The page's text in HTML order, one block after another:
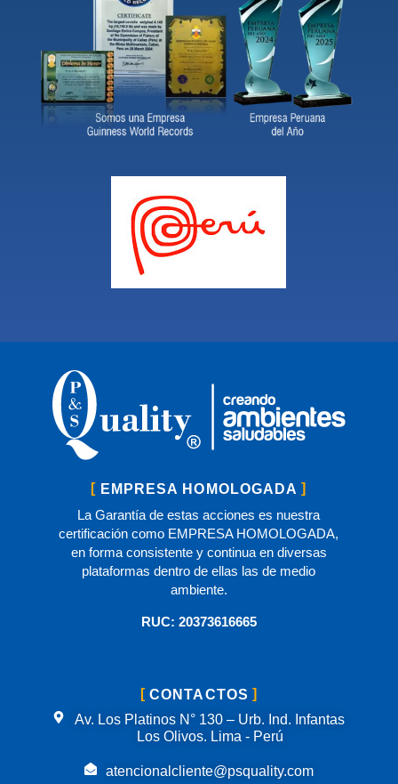
EMPRESA HOMOLOGADA
La Garantía de estas acciones es nuestra
certificación como EMPRESA HOMOLOGADA,
en forma consistente y continua en diversas
plataformas dentro de ellas las de medio
ambiente.
RUC: 20373616665
CONTACTOS
Av. Los Platinos N° 130 – Urb. Ind. Infantas
Los Olivos. Lima - Perú
atencionalcliente@psquality.com